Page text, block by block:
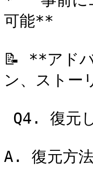
可能**
📝 **アド
ン、ストー
A. 復元方